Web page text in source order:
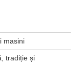
masini
tradiție și